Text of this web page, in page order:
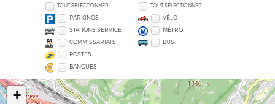
TOUT SÉLECTIONNER
PARKINGS
STATIONS SERVICE
COMMISSARIATS
POSTES
BANQUES
TOUT SÉLECTIONNER
VÉLO
MÉTRO
BUS
+